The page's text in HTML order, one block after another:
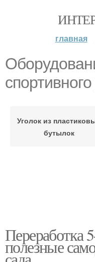
главная
спортивного
Уголок из
бутылок
Переработка
полезные